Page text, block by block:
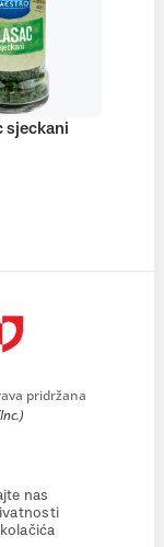
sjeckani
pridržana
nas